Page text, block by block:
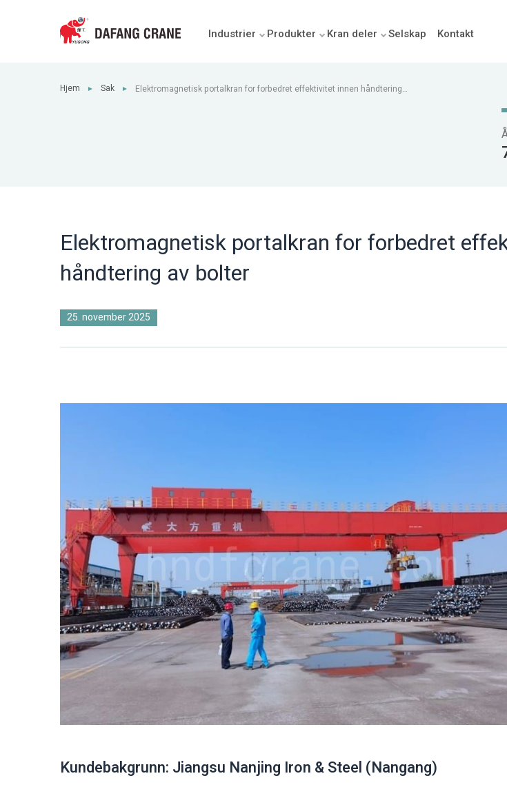
Industrier Produkter Kran deler Selskap Kontakt
Hjem ► Sak ►
Elektromagnetisk portalkran for forbedret effektivitet innen håndtering
Elektromagnetisk portalkran for forbedret
håndtering av bolter
25. november 2025
Kundebakgrunn: Jiangsu Nanjing Iron & Steel (Nangang)